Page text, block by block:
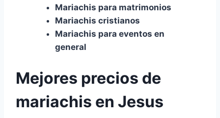
Mariachis para matrimonios
Mariachis cristianos
Mariachis para eventos en
general
Mejores precios de
mariachis en Jesus